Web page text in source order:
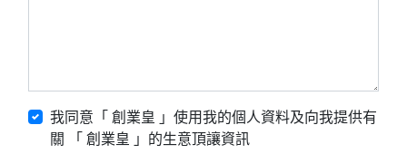
我同意「 創業皇 」使用我的個人資料及向我提供有
關 「 創業皇 」的生意頂讓資訊